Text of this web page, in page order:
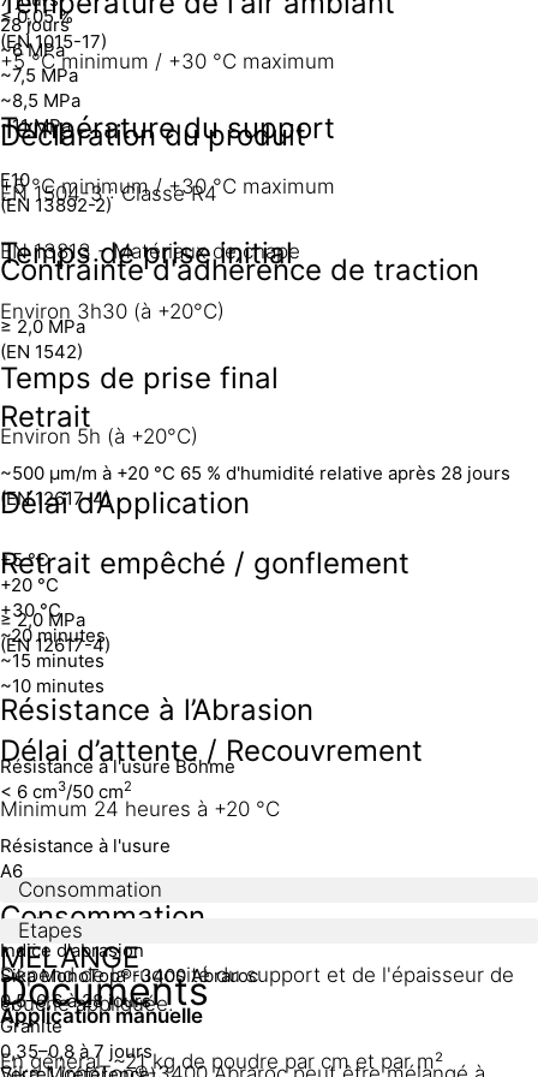
≤ 0,05 %
(EN 1015-17)
Déclaration du produit
EN 1504-3 : Classe R4
EN 13813 - Matériaux de chape
28 jours
~6 MPa
~7,5 MPa
~8,5 MPa
~11 MPa
F10
(EN 13892-2)
Contrainte d'adhérence de traction
≥ 2,0 MPa
(EN 1542)
Retrait
~500 µm/m à +20 °C 65 % d'humidité relative après 28 jours
(EN 12617-4)
Retrait empêché / gonflement
≥ 2,0 MPa
(EN 12617-4)
Résistance à l’Abrasion
Résistance à l'usure Böhme
< 6 cm3/50 cm2
Résistance à l'usure
A6
Matériau
Indice d'abrasion
Sika MonoTop®-3400 Abraroc
0,5–0,6 à 28 jours
Granite
0,35–0,8 à 7 jours
+5 °C minimum / +30 °C maximum
Température du support
+5 °C minimum / +30 °C maximum
Temps de prise initial
Environ 3h30 (à +20°C)
Temps de prise final
Environ 5h (à +20°C)
Délai d’Application
+5 °C
+20 °C
+30 °C
~20 minutes
~15 minutes
~10 minutes
Délai d’attente / Recouvrement
Minimum 24 heures à +20 °C
Consommation
Consommation
Dépend de la rugosité du support et de l'épaisseur de
couche appliquée.
En général, ~21 kg de poudre par cm et par m²
Etapes
MÉLANGE
Application manuelle
Documents